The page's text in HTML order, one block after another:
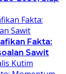
Fakta:
Sawit